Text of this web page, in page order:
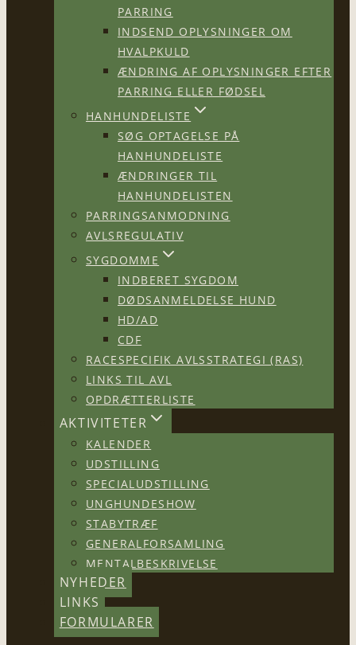
PARRING
INDSEND OPLYSNINGER OM
HVALPKULD
ÆNDRING AF OPLYSNINGER EFTER
PARRING ELLER FØDSEL
HANHUNDELISTE
SØG OPTAGELSE PÅ
HANHUNDELISTE
ÆNDRINGER TIL
HANHUNDELISTEN
PARRINGSANMODNING
AVLSREGULATIV
SYGDOMME
INDBERET SYGDOM
DØDSANMELDELSE HUND
HD/AD
CDF
RACESPECIFIK AVLSSTRATEGI (RAS)
LINKS TIL AVL
OPDRÆTTERLISTE
AKTIVITETER
KALENDER
UDSTILLING
SPECIALUDSTILLING
UNGHUNDESHOW
STABYTRÆF
GENERALFORSAMLING
MENTALBESKRIVELSE
NYHEDER
LINKS
FORMULARER